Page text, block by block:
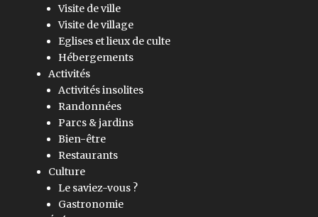
Visite de ville
Visite de village
Eglises et lieux de culte
Hébergements
Activités
Activités insolites
Randonnées
Parcs & jardins
Bien-être
Restaurants
Culture
Le saviez-vous ?
Gastronomie